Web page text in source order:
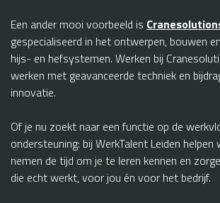
Een ander mooi voorbeeld is
gespecialiseerd in het ontwerpen, bouwen
hijs- en hefsystemen. Werken bij
werken met geavanceerde techniek en
innovatie.
Of je nu zoekt naar een functie op de
ondersteuning: bij WerkTalent Leiden helpen
nemen de tijd om je te leren kennen en
die echt werkt, voor jou én voor het bedrijf.